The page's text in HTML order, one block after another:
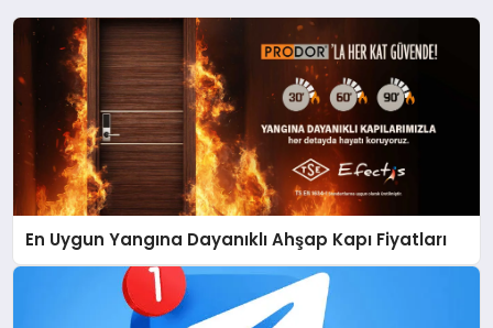
En Uygun Yangına Dayanıklı Ahşap Kapı Fiyatları